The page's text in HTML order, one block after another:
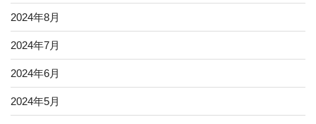
2024年8月
2024年7月
2024年6月
2024年5月